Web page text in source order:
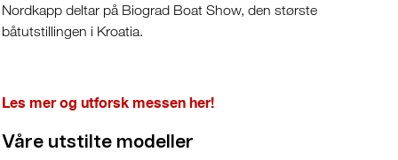
Nordkapp deltar på Biograd Boat Show, den største
båtutstillingen i Kroatia.
Les mer og utforsk messen her!
Våre utstilte modeller